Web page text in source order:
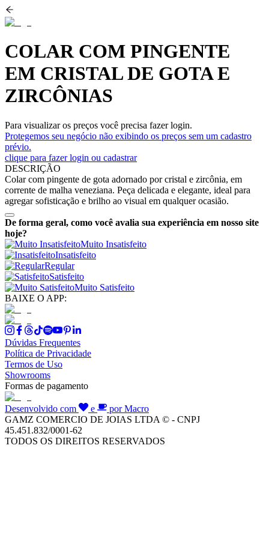
COLAR COM PINGENTE
EM CRISTAL DE GOTA E
ZIRCÔNIAS
Para visualizar os preços você precisa fazer login.
Protegemos seu negócio não exibindo os preços sem um cadastro
prévio.
clique para fazer login ou cadastrar
DESCRIÇÃO
Colar com pingente de gota adornado por cristal e zircônia, em
corrente de malha veneziana. Peça delicada e elegante, ideal para
agregar sofisticação e brilho ao visual em qualquer ocasião.
De forma geral, como você avalia sua experiência em nosso site
hoje?
Muito Insatisfeito
Insatisfeito
Regular
Satisfeito
Muito Satisfeito
BAIXE O APP:
Dúvidas Frequentes
Política de Privacidade
Termos de Uso
Showrooms
Formas de pagamento
Desenvolvido com e
por Macro
GAMZ COMERCIO DE JOIAS LTDA © - CNPJ
45.451.832/0001-62
TODOS OS DIREITOS RESERVADOS